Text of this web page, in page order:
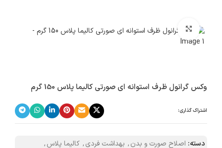
بزرگنمایی تصویر
وکس گرانول ظرف استوانه ای صورتی کالیما پلاس 150 گرم
اشتراک گذاری:
دسته: اصلاح صورت و بدن, بهداشت فردی, کالیما پلاس,